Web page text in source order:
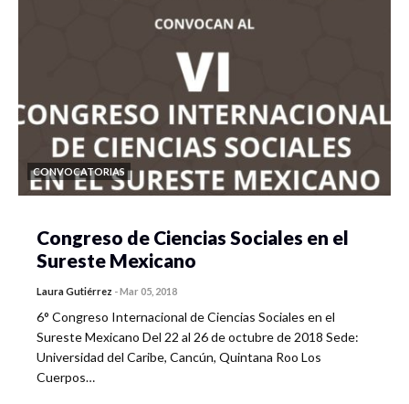
CONVOCATORIAS
Congreso de Ciencias Sociales en el
Sureste Mexicano
Laura Gutiérrez -Mar 05, 2018
6° Congreso Internacional de Ciencias Sociales en el
Sureste Mexicano Del 22 al 26 de octubre de 2018 Sede:
Universidad del Caribe, Cancún, Quintana Roo Los
Cuerpos…